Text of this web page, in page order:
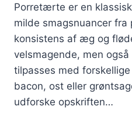
Porretærte er en
milde smagsnuancer
konsistens af æg og
velsmagende, men
tilpasses med
bacon, ost eller
udforske opskriften…